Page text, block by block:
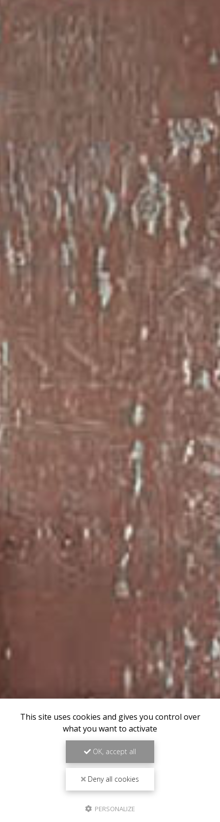
This site uses cookies and gives you control over
what you want to activate
OK, accept all
Deny all cookies
PERSONALIZE